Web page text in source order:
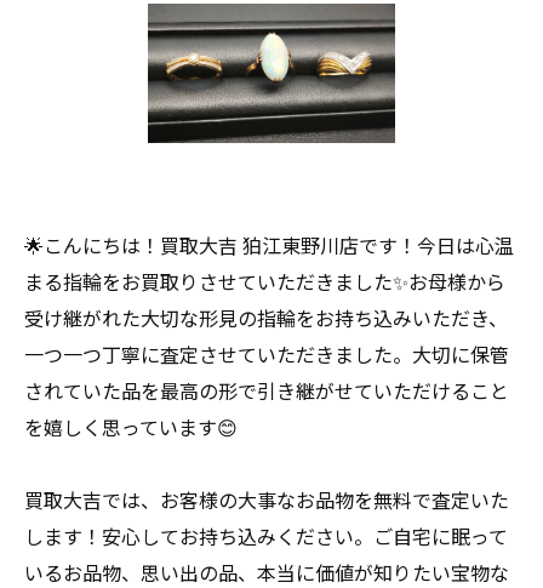
🌟こんにちは！買取大吉 狛江東野川店です！今日は心温
まる指輪をお買取りさせていただきました✨お母様から
受け継がれた大切な形見の指輪をお持ち込みいただき、
一つ一つ丁寧に査定させていただきました。大切に保管
されていた品を最高の形で引き継がせていただけること
を嬉しく思っています😊
買取大吉では、お客様の大事なお品物を無料で査定いた
します！安心してお持ち込みください。ご自宅に眠って
いるお品物、思い出の品、本当に価値が知りたい宝物な